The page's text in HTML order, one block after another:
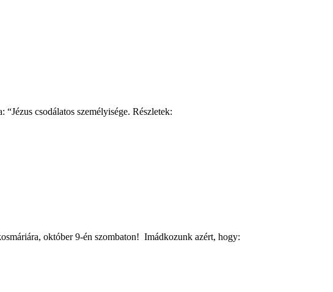
csodálatos személyisége. Részletek:
október 9-én szombaton! Imádkozunk azért, hogy: